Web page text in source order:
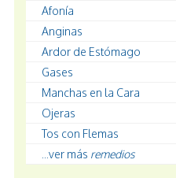
Afonía
Anginas
Ardor de Estómago
Gases
Manchas en la Cara
Ojeras
Tos con Flemas
...ver más remedios